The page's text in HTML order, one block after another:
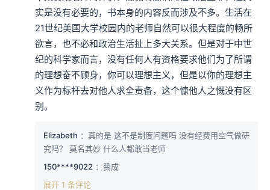
实是没有必要的，书本身的内容反而涉及不多。生活在
21世纪美国大学校园内的老师自然可以很大程度的畅所
欲言，也不必和政治生活扯上多大关系。但是对于中世
纪的科学家而言，没有任何人有资格要求他们为了所谓
的理想奋不顾身，你可以理想主义，但是以你的理想主
义作为标杆去对他人求全责备，这个慷他人之慨没有区
别。
Elizabeth ：真的是 这不是制度问题吗 没有经费用空气做研
究吗？ 莫名其妙 什么人都敢当老师
150****9022 ：赞成
展开 1 条评论